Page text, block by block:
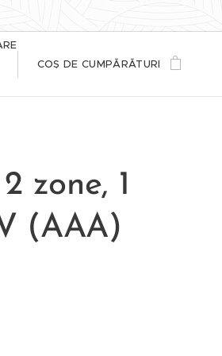
COȘ DE CUMPĂRĂTURI
zone, 1
(AAA)